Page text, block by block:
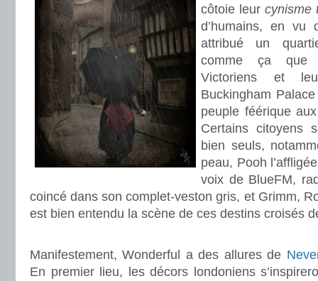
côtoie leur cynisme
d’humains, en vu
attribué un
comme ça que
Victoriens et
Buckingham
peuple féérique
Certains citoyens
bien seuls,
peau, Pooh
voix de BlueFM,
coincé dans son complet-veston gris, et Grimm,
est bien entendu la scène de ces destins croisés
Manifestement, Wonderful a des allures de
En premier lieu, les décors londoniens